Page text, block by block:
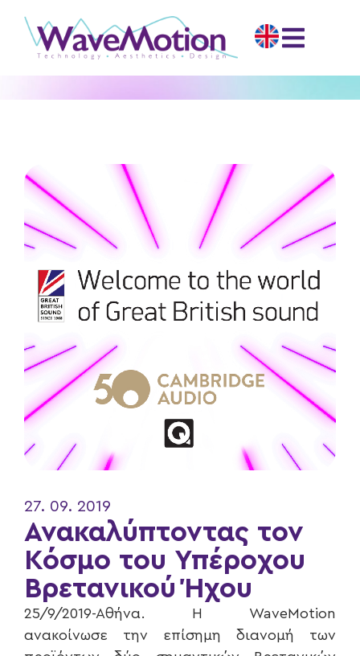
27. 09. 2019
Ανακαλύπτοντας τον
Κόσμο του Υπέροχου
Βρετανικού Ήχου
25/9/2019-Αθήνα. Η WaveMotion
ανακοίνωσε την επίσημη διανομή των